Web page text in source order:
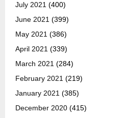
July 2021 (400)
June 2021 (399)
May 2021 (386)
April 2021 (339)
March 2021 (284)
February 2021 (219)
January 2021 (385)
December 2020 (415)